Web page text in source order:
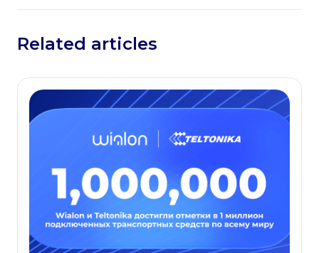
Related articles